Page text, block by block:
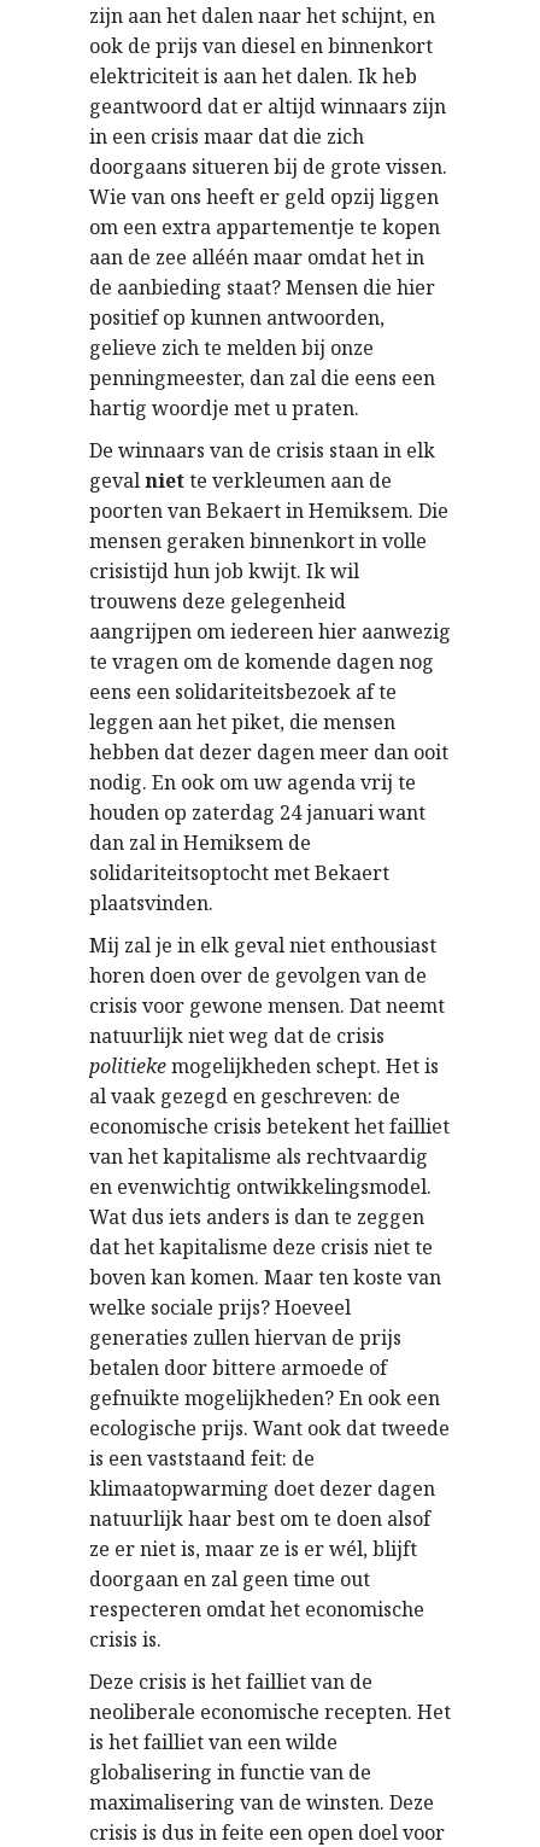
zijn aan het dalen naar het schijnt, en
ook de prijs van diesel en binnenkort
elektriciteit is aan het dalen. Ik heb
geantwoord dat er altijd winnaars zijn
in een crisis maar dat die zich
doorgaans situeren bij de grote vissen.
Wie van ons heeft er geld opzij liggen
om een extra appartementje te kopen
aan de zee alléén maar omdat het in
de aanbieding staat? Mensen die hier
positief op kunnen antwoorden,
gelieve zich te melden bij onze
penningmeester, dan zal die eens een
hartig woordje met u praten.
De winnaars van de crisis staan in elk
gevalniette verkleumen aan de
poorten van Bekaert in Hemiksem. Die
mensen geraken binnenkort in volle
crisistijd hun job kwijt. Ik wil
trouwens deze gelegenheid
aangrijpen om iedereen hier aanwezig
te vragen om de komende dagen nog
eens een solidariteitsbezoek af te
leggen aan het piket, die mensen
hebben dat dezer dagen meer dan ooit
nodig. En ook om uw agenda vrij te
houden op zaterdag 24 januari want
dan zal in Hemiksem de
solidariteitsoptocht met Bekaert
plaatsvinden.
Mij zal je in elk geval niet enthousiast
horen doen over de gevolgen van de
crisis voor gewone mensen. Dat neemt
natuurlijk niet weg dat de crisis
politiekemogelijkheden schept. Het is
al vaak gezegd en geschreven: de
economische crisis betekent het failliet
van het kapitalisme als rechtvaardig
en evenwichtig ontwikkelingsmodel.
Wat dus iets anders is dan te zeggen
dat het kapitalisme deze crisis niet te
boven kan komen. Maar ten koste van
welke sociale prijs? Hoeveel
generaties zullen hiervan de prijs
betalen door bittere armoede of
gefnuikte mogelijkheden? En ook een
ecologische prijs. Want ook dat tweede
is een vaststaand feit: de
klimaatopwarming doet dezer dagen
natuurlijk haar best om te doen alsof
ze er niet is, maar ze is er wél, blijft
doorgaan en zal geen time out
respecteren omdat het economische
crisis is.
Deze crisis is het failliet van de
neoliberale economische recepten. Het
is het failliet van een wilde
globalisering in functie van de
maximalisering van de winsten. Deze
crisis is dus in feite een open doel voor